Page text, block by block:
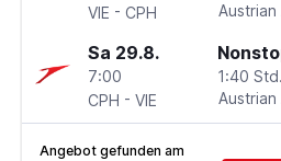
VIE - CPH
Austrian
Sa 29.8.
7:00
CPH - VIE
1:40 Std.
Austrian
Angebot gefunden am